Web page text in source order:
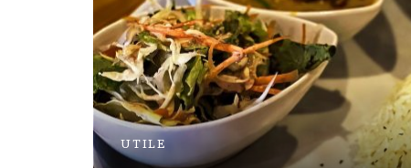
UTILE